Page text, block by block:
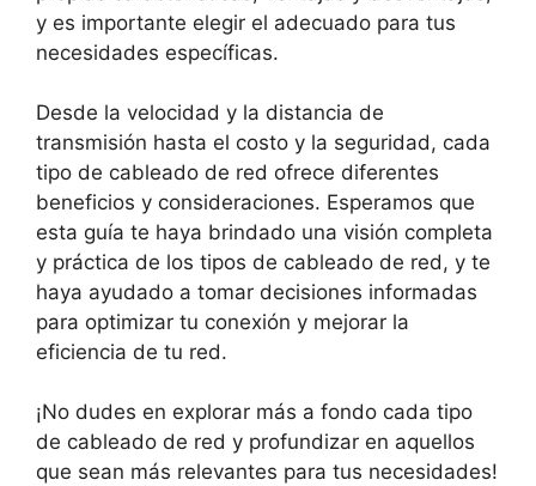
y es importante elegir el adecuado para tus
necesidades específicas.
Desde la velocidad y la distancia de
transmisión hasta el costo y la seguridad, cada
tipo de cableado de red ofrece diferentes
beneficios y consideraciones. Esperamos que
esta guía te haya brindado una visión completa
y práctica de los tipos de cableado de red, y te
haya ayudado a tomar decisiones informadas
para optimizar tu conexión y mejorar la
eficiencia de tu red.
¡No dudes en explorar más a fondo cada tipo
de cableado de red y profundizar en aquellos
que sean más relevantes para tus necesidades!